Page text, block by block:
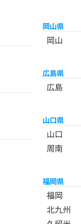
岡山県
岡山
広島県
広島
山口県
山口
周南
福岡県
福岡
北九州